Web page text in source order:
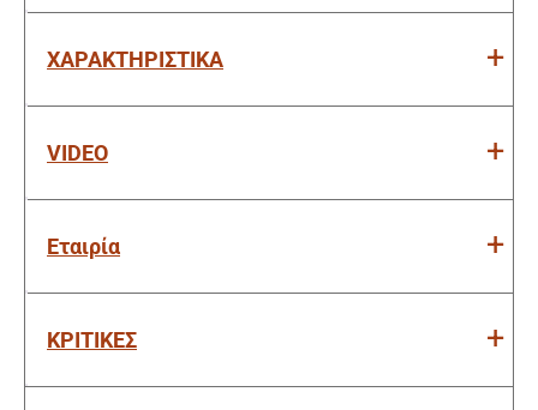
ΧΑΡΑΚΤΗΡΙΣΤΙΚΑ
VIDEO
Εταιρία
ΚΡΙΤΙΚΕΣ